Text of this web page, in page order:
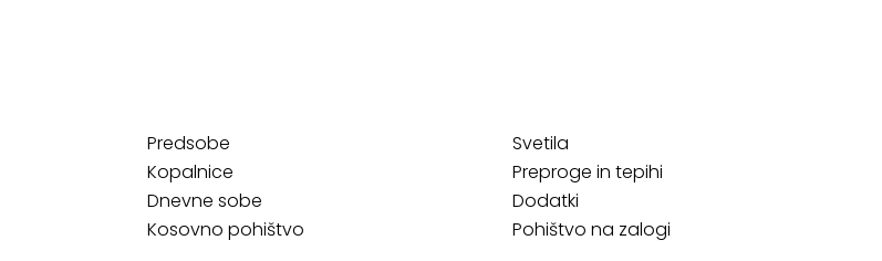
Predsobe
Kopalnice
Dnevne sobe
Kosovno pohištvo
Svetila
Preproge in tepihi
Dodatki
Pohištvo na zalogi